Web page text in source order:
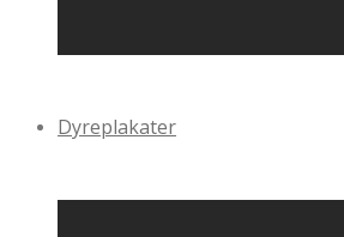
Dyreplakater